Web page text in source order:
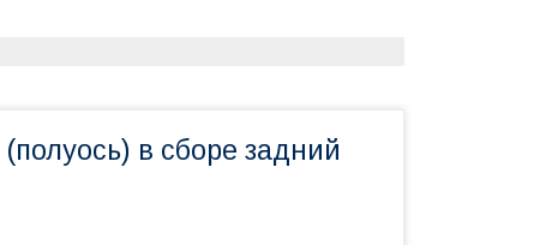
в сборе задний